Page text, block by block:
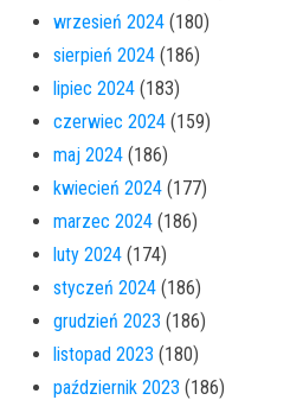
wrzesień 2024 (180)
sierpień 2024 (186)
lipiec 2024 (183)
czerwiec 2024 (159)
maj 2024 (186)
kwiecień 2024 (177)
marzec 2024 (186)
luty 2024 (174)
styczeń 2024 (186)
grudzień 2023 (186)
listopad 2023 (180)
październik 2023 (186)